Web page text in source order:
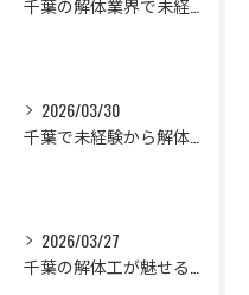
2026/03/30
2026/03/27